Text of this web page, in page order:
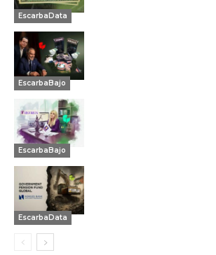
EscarbaData
EscarbaBajo
EscarbaBajo
EscarbaData